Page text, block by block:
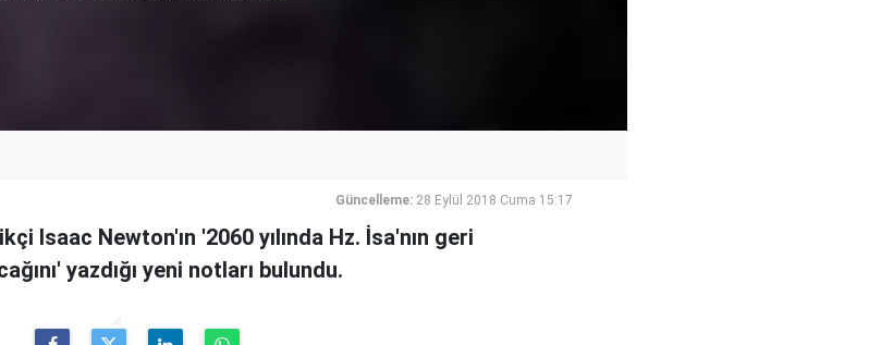
Güncelleme: 28 Eylül 2018 Cuma 15:17
Isaac Newton'ın '2060 yılında Hz. İsa'nın geri
yazdığı yeni notları bulundu.